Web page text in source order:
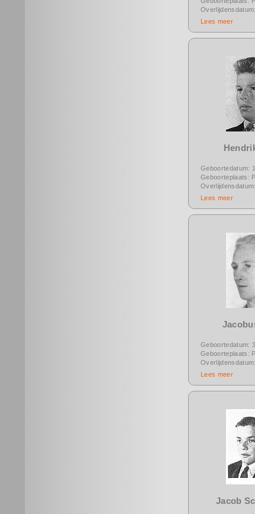
Lees meer
Geboortedatum:
Geboorteplaats:
Lees meer
Geboortedatum:
Geboorteplaats:
Lees meer
Jacob